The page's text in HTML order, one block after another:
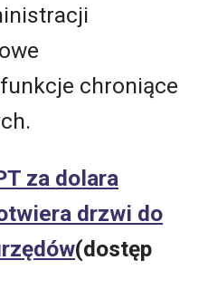
chroniące
za dolara
drzwi do
(dostęp